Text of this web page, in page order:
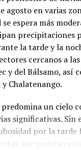
X
agosto en varias
espera más
precipitaciones
la tarde y la
cercanos a
y del Bálsamo, así
Chalatenango.
un cielo
significativas. Sin
por la tarde
que podrían estar